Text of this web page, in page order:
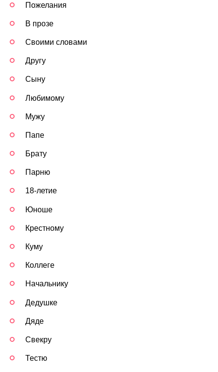
Пожелания
В прозе
Своими словами
Другу
Сыну
Любимому
Мужу
Папе
Брату
Парню
18-летие
Юноше
Крестному
Куму
Коллеге
Начальнику
Дедушке
Дяде
Свекру
Тестю